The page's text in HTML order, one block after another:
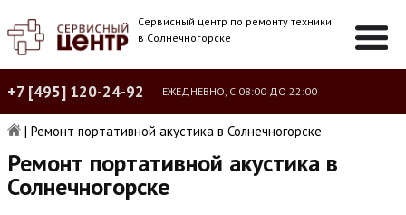
Сервисный центр по ремонту техники
в Солнечногорске
+7 [495] 120-24-92 ЕЖЕДНЕВНО, С 08:00 ДО 22:00
| Ремонт портативной акустика в Солнечногорске
Ремонт портативной акустика в
Солнечногорске